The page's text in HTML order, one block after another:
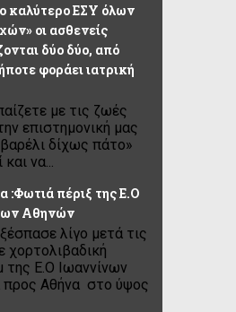
καλύτερο ΕΣΥ όλων
οι ασθενείς
δύο δύο, από
φοράει ιατρική
με τις ζωές
επιστημονική μας
δίχως πάτο»
να...
:Φωτιά πέριξ της Ε.Ο
Αθηνών
λίγο μετά τις
χορτολιβαδική
της Ε.Ο Ιωαννίνων
προς Αθήνα στο ύψος